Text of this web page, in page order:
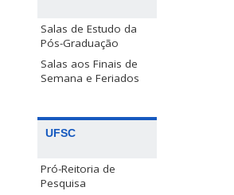
Salas de Estudo da
Pós-Graduação
Salas aos Finais de
Semana e Feriados
UFSC
Pró-Reitoria de
Pesquisa